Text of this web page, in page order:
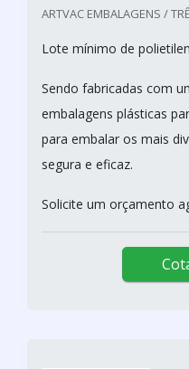
ARTVAC EMBALAGENS /
Lote mínimo de
Sendo fabricadas com
embalagens plásticas
para embalar os mais
segura e eficaz.
Solicite um orçamento